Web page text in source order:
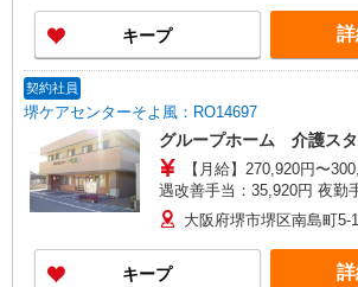
高額130万円） ※2025年6月支給実
手当は試用期間中(3ヶ月)は
キープ
契約社員
堺ケアセンターそよ風：RO14697
グループホーム 介護ス
【月給】270,920円〜300,920円 ▼
遇改善手当：35,920円 夜勤
分） ※6回目以降は1回6,000円支給 ▼下
給 通勤手当 年末年始手当：
時〜1/324時 寸志あり：年2回（6月・12月） ※業
績による 特別報酬：平均
大阪府堺市堺区南島町5-
キープ